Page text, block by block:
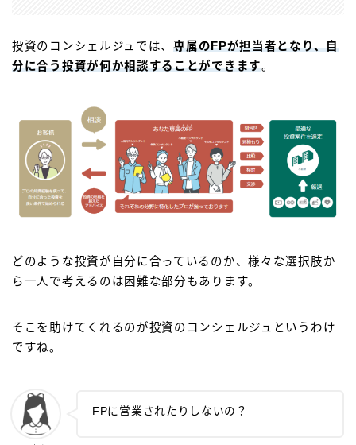
投資のコンシェルジュでは、専属のFPが担当者となり、自
分に合う投資が何か相談することができます。
どのような投資が自分に合っているのか、様々な選択肢か
ら一人で考えるのは困難な部分もあります。
そこを助けてくれるのが投資のコンシェルジュというわけ
ですね。
FPに営業されたりしないの？